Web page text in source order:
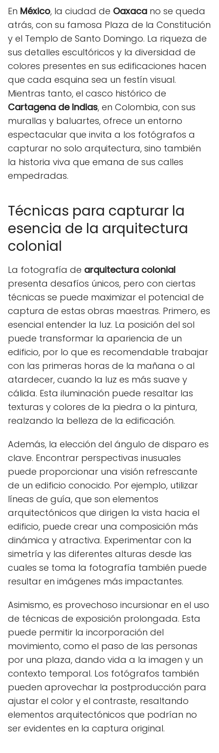
En México, la ciudad de Oaxaca no se queda
atrás, con su famosa Plaza de la Constitución
y el Templo de Santo Domingo. La riqueza de
sus detalles escultóricos y la diversidad de
colores presentes en sus edificaciones hacen
que cada esquina sea un festín visual.
Mientras tanto, el casco histórico de
Cartagena de Indias, en Colombia, con sus
murallas y baluartes, ofrece un entorno
espectacular que invita a los fotógrafos a
capturar no solo arquitectura, sino también
la historia viva que emana de sus calles
empedradas.
Técnicas para capturar la
esencia de la arquitectura
colonial
La fotografía de arquitectura colonial
presenta desafíos únicos, pero con ciertas
técnicas se puede maximizar el potencial de
captura de estas obras maestras. Primero, es
esencial entender la luz. La posición del sol
puede transformar la apariencia de un
edificio, por lo que es recomendable trabajar
con las primeras horas de la mañana o al
atardecer, cuando la luz es más suave y
cálida. Esta iluminación puede resaltar las
texturas y colores de la piedra o la pintura,
realzando la belleza de la edificación.
Además, la elección del ángulo de disparo es
clave. Encontrar perspectivas inusuales
puede proporcionar una visión refrescante
de un edificio conocido. Por ejemplo, utilizar
líneas de guía, que son elementos
arquitectónicos que dirigen la vista hacia el
edificio, puede crear una composición más
dinámica y atractiva. Experimentar con la
simetría y las diferentes alturas desde las
cuales se toma la fotografía también puede
resultar en imágenes más impactantes.
Asimismo, es provechoso incursionar en el uso
de técnicas de exposición prolongada. Esta
puede permitir la incorporación del
movimiento, como el paso de las personas
por una plaza, dando vida a la imagen y un
contexto temporal. Los fotógrafos también
pueden aprovechar la postproducción para
ajustar el color y el contraste, resaltando
elementos arquitectónicos que podrían no
ser evidentes en la captura original.